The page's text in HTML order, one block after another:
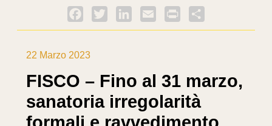
Facebook
Twitter LinkedInEmail PrintFriendly
22 Marzo 2023
FISCO – Fino al 31 marzo,
sanatoria irregolarità